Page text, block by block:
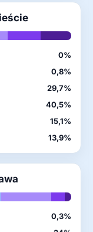
0%
0,8%
29,7%
40,5%
15,1%
13,9%
0,3%